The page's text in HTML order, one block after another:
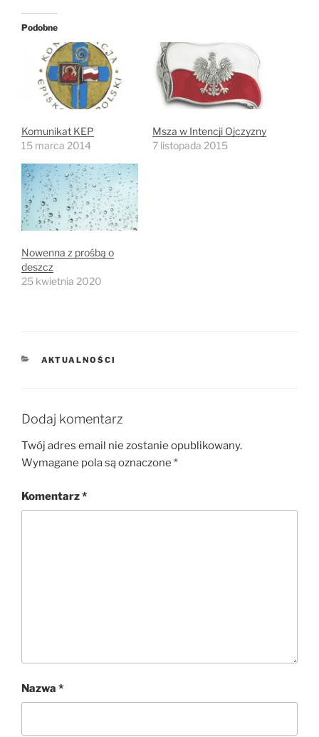
Podobne
Komunikat KEP
15 marca 2014
Msza w Intencji Ojczyzny
7 listopada 2015
Nowenna z prośbą o
deszcz
25 kwietnia 2020
KATEGORIE
AKTUALNOŚCI
Dodaj komentarz
Twój adres email nie zostanie opublikowany.
Wymagane pola są oznaczone *
Komentarz*
Nazwa *